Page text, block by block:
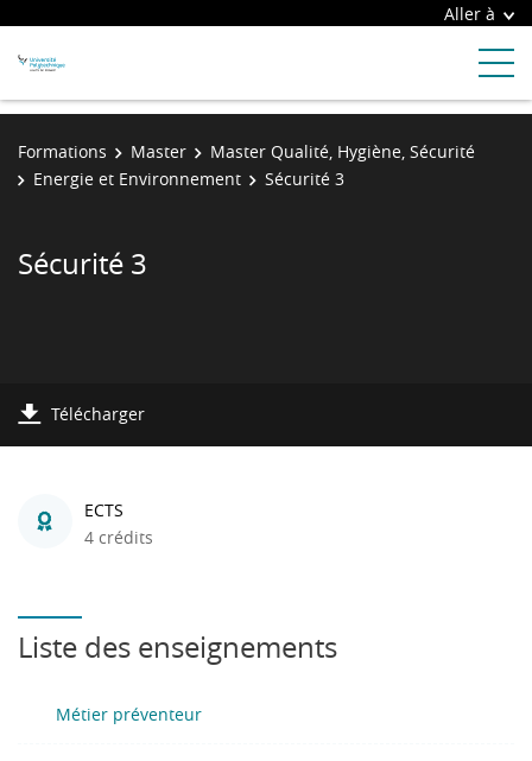
Aller à
Formations Master
Master Qualité, Hygiène, Sécurité
Energie et Environnement
Sécurité 3
Sécurité 3
Télécharger
ECTS
4 crédits
Liste des enseignements
Métier préventeur